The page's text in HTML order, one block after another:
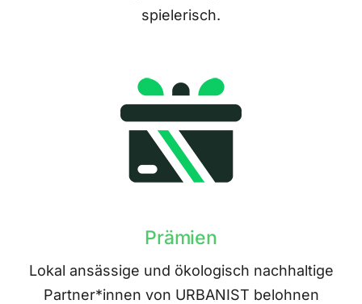
spielerisch.
Prämien
Lokal ansässige und ökologisch nachhaltige
Partner*innen von URBANIST belohnen